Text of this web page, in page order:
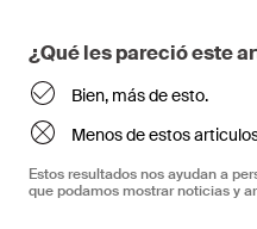
¿Qué les pareció este
Bien, más de esto.
Menos de estos
Estos resultados nos ayudan a
que podamos mostrar noticias y